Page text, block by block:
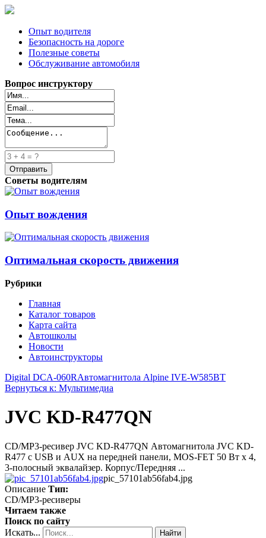
Опыт водителя
Безопасность на дороге
Полезные советы
Обслуживание автомобиля
Вопрос инструктору
Советы водителям
Опыт вождения
Оптимальная скорость движения
Рубрики
Главная
Каталог товаров
Карта сайта
Автошколы
Новости
Автоинструкторы
Digital DCA-060RАвтомагнитола Alpine IVE-W585BT
Вернуться к: Мультимедиа
JVC KD-R477QN
CD/MP3-ресивер JVC KD-R477QN Автомагнитола JVC KD-
R477 с USB и AUX на передней панели, MOS-FET 50 Вт x 4,
3-полосный эквалайзер. Корпус/Передняя ...
pic_57101ab56fab4.jpg
Описание Тип:
CD/MP3-ресиверы
Читаем также
Поиск по сайту
Искать...
Найти